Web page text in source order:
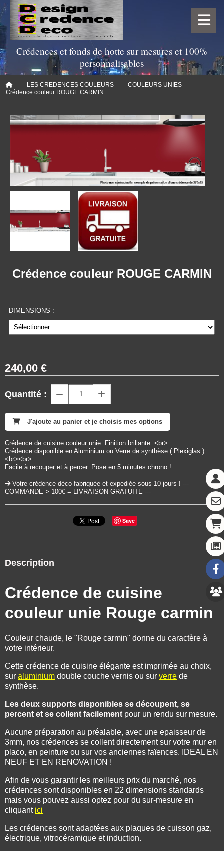
Crédences et fonds de hotte sur mesures et 100%
personnalisables
LES CREDENCES COULEURS
COULEURS UNIES
Crédence couleur ROUGE CARMIN
Crédence couleur ROUGE CARMIN
DIMENSIONS :
240,00 €
Quantité :
J'ajoute au panier et je choisis mes options
Crédence de cuisine couleur unie. Finition brillante. <br>
Crédence disponible en Aluminium ou Verre de synthèse ( Plexiglas )
<br><br>
Facile à recouper et à percer. Pose en 5 minutes chrono !
Votre crédence déco fabriquée et expediée sous 10 jours ! ---
COMMANDE > 100€ = LIVRAISON GRATUITE ---
Save
Description
Crédence de cuisine
couleur unie Rouge carmin
Couleur chaude, le "Rouge carmin" donne du caractère à
votre intérieur.
Cette crédence de cuisine élégante est imprimée au choix,
sur aluminium double couche vernis ou sur verre de
synthèse.
Les deux supports disponibles se découpent, se
percent et se collent facilement pour un rendu sur mesure.
Aucune préparation au préalable, avec une epaisseur de
3mm, nos crédences se collent directement sur votre mur en
placo, en peinture ou sur vos anciennes faïences. IDEAL EN
NEUF ET EN RENOVATION !
Afin de vous garantir les meilleurs prix du marché, nos
crédences sont disponibles en 22 dimensions standards
mais vous pouvez aussi optez pour du sur-mesure en
cliquant ici
Les crédences sont adaptées aux plaques de cuisson gaz,
électrique, vitrocéramique et induction.